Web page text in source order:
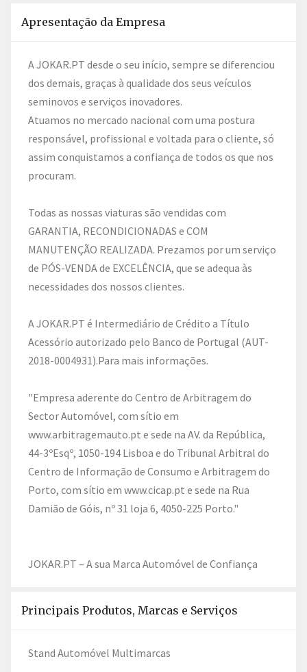
Apresentação da Empresa
A JOKAR.PT desde o seu início, sempre se diferenciou
dos demais, graças à qualidade dos seus veículos
seminovos e serviços inovadores.
Atuamos no mercado nacional com uma postura
responsável, profissional e voltada para o cliente, só
assim conquistamos a confiança de todos os que nos
procuram.
Todas as nossas viaturas são vendidas com
GARANTIA, RECONDICIONADAS e COM
MANUTENÇÃO REALIZADA. Prezamos por um serviço
de PÓS-VENDA de EXCELÊNCIA, que se adequa às
necessidades dos nossos clientes.
A JOKAR.PT é Intermediário de Crédito a Título
Acessório autorizado pelo Banco de Portugal (AUT-
2018-0004931).Para mais informações.
"Empresa aderente do Centro de Arbitragem do
Sector Automóvel, com sítio em
www.arbitragemauto.pt e sede na AV. da República,
44-3ºEsqº, 1050-194 Lisboa e do Tribunal Arbitral do
Centro de Informação de Consumo e Arbitragem do
Porto, com sítio em www.cicap.pt e sede na Rua
Damião de Góis, nº 31 loja 6, 4050-225 Porto."
JOKAR.PT – A sua Marca Automóvel de Confiança
Principais Produtos, Marcas e Serviços
Stand Automóvel Multimarcas